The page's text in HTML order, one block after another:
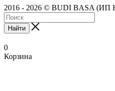
2016 - 2026 © BUDI BASA (ИП
Найти
0
Корзина